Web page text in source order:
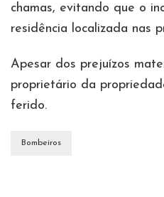
chamas, evitando que o
residência localizada nas
Apesar dos prejuízos
proprietário da
ferido.
Bombeiros